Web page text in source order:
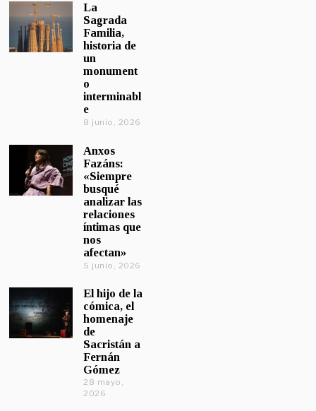
La
Sagrada
Familia,
historia de
un
monument
o
interminabl
e
8 junio, 2026
Anxos
Fazáns:
«Siempre
busqué
analizar las
relaciones
íntimas que
nos
afectan»
5 junio, 2026
El hijo de la
cómica, el
homenaje
de
Sacristán a
Fernán
Gómez
28 mayo,
2026